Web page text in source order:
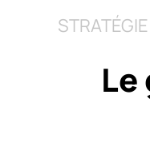
STRATÉGIE